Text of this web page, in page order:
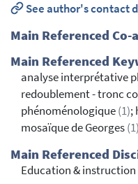
See author's contact
Main Referenced
Main Referenced
analyse interprétative
redoublement - tronc
phénoménologique(1);
mosaïque de Georges(1)
Main Referenced
Education & instruction